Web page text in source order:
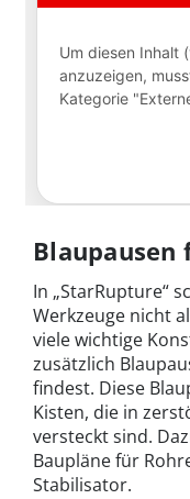
Blaupausen
In „StarRupture“
Werkzeuge nicht
viele wichtige
zusätzlich
findest. Diese
Kisten, die in
versteckt sind.
Baupläne für
Stabilisator.